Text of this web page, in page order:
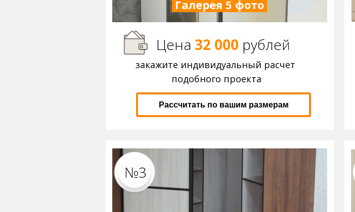
Цена 32 000 рублей
№3
Галерея 5 фото
Рассчитать по вашим размерам
закажите индивидуальный расчет
подобного проекта